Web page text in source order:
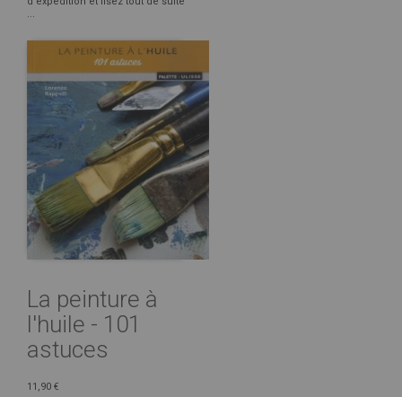
...
La peinture à
l'huile - 101
astuces
11,90 €